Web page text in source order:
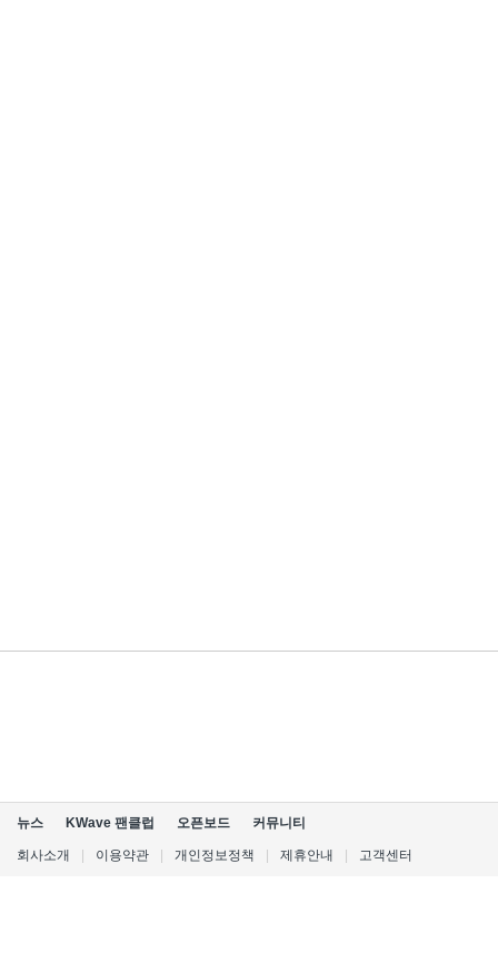
뉴스 KWave 팬클럽 오픈보드 커뮤니티
회사소개 이용약관 개인정보정책 제휴안내 고객센터